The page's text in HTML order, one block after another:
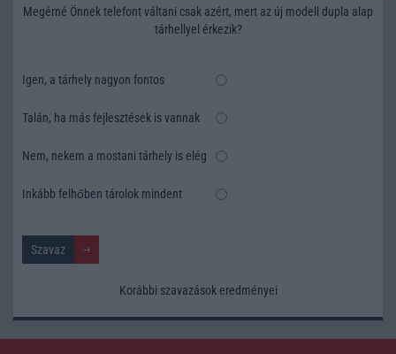
Megérné Önnek telefont váltani csak azért, mert az új modell dupla alap
tárhellyel érkezik?
Igen, a tárhely nagyon fontos
Talán, ha más fejlesztések is vannak
Nem, nekem a mostani tárhely is elég
Inkább felhőben tárolok mindent
Korábbi szavazások eredményei